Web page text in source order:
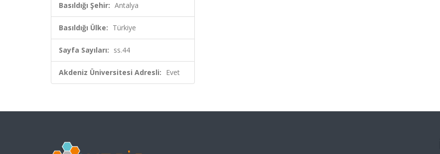
Basıldığı Şehir: Antalya
Basıldığı Ülke: Türkiye
Sayfa Sayıları: ss.44
Akdeniz Üniversitesi Adresli: Evet